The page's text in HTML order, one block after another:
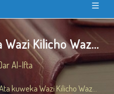
Kilicho Waz...
Al-Ifta
kuweka Wazi Kilicho Waz...